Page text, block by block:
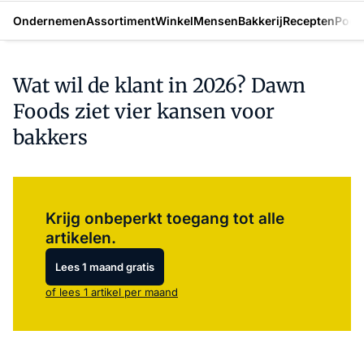
OndernemenAssortimentWinkelMensenBakkerijRecepten
Wat wil de klant in 2026? Dawn
Foods ziet vier kansen voor
bakkers
Krijg onbeperkt toegang tot alle
artikelen.
Lees 1 maand gratis
of lees 1 artikel per maand